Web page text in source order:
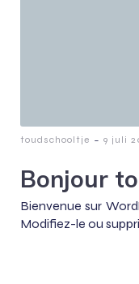
toudschooltje - 9 juli
Bonjour
Bienvenue sur
Modifiez-le ou